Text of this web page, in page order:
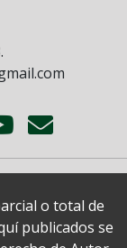
o total de
publicados se